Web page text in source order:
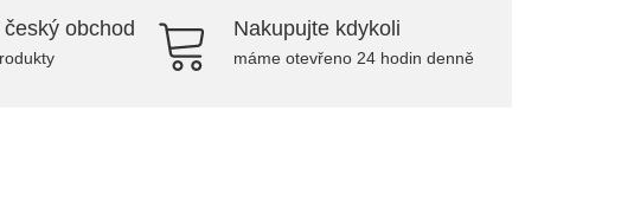
obchod Nakupujte kdykoli
máme otevřeno 24 hodin denně